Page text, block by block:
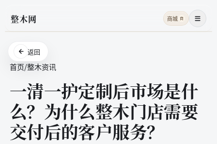
整木网 商城 商 菜单
返回
首页/整木资讯
一清一护定制后市场是什
么？为什么整木门店需要
交付后的客户服务？